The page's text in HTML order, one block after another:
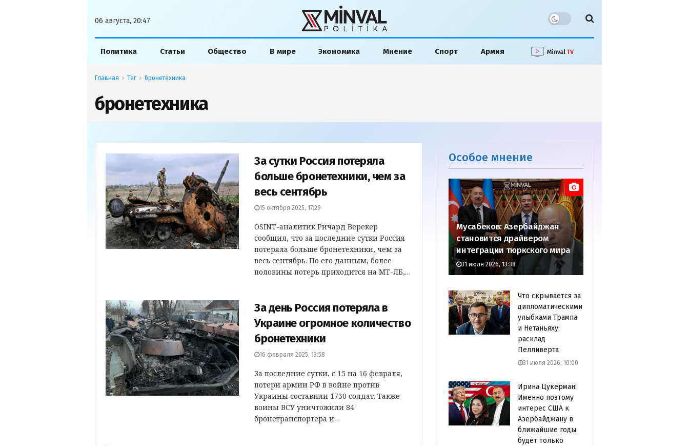
06 августа, 20:47
Политика Статьи Общество В мире Экономика Мнение Спорт Армия
Главная Тег бронетехника
бронетехника
За сутки Россия потеряла
больше бронетехники, чем за
весь сентябрь
15 октября 2025, 17:29
OSINT-аналитик Ричард Верекер
сообщил, что за последние сутки Россия
потеряла больше бронетехники, чем за
весь сентябрь. По его данным, более
половины потерь приходится на МТ-ЛБ,…
За день Россия потеряла в
Украине огромное количество
бронетехники
16 февраля 2025, 13:58
За последние сутки, с 15 на 16 февраля,
потери армии РФ в войне против
Украины составили 1730 солдат. Также
воины ВСУ уничтожили 84
бронетранспортера и…
Особое мнение
Мусабеков: Азербайджан
становится драйвером
интеграции тюркского мира
31 июля 2026, 13:38
Что скрывается за
дипломатическими
улыбками Трампа
и Нетаньяху:
расклад
Пелливерта
31 июля 2026, 10:00
Ирина Цукерман:
Именно поэтому
интерес США к
Азербайджану в
ближайшие годы
будет только